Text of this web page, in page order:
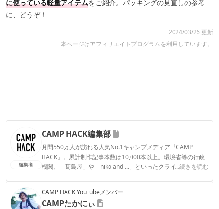
に使っている軽量アイテムをご紹介。パッキングの見直しの参考
に、どうぞ！
2024/03/26 更新
本ページはアフィリエイトプログラムを利用しています。
編集者
CAMP HACK編集部
月間550万人が訪れる人気No.1キャンプメディア『CAMP
HACK』。累計制作記事本数は10,000本以上。環境省等の行政
機関、「髙島屋」や「niko and ...」といったクライアントとの
...続きを読む
CAMP HACK編集部のプロフィール
CAMP HACK YouTubeメンバー
CAMPたかにぃ